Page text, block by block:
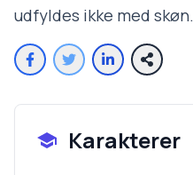
udfyldes ikke med skøn.
Karakterer